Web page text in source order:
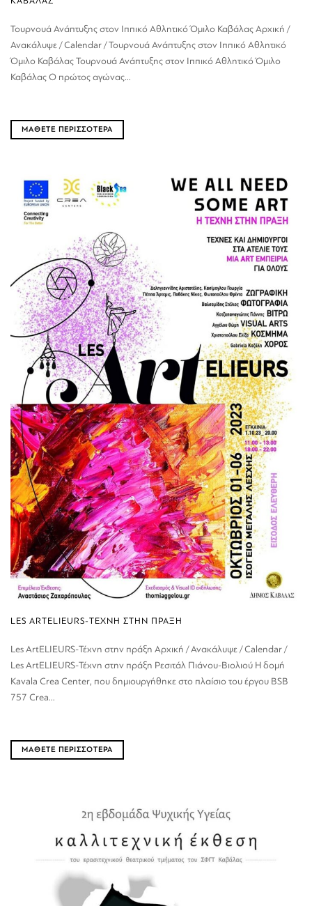
Τουρνουά Ανάπτυξης στον Ιππικό Αθλητικό Όμιλο Καβάλας Αρχική /
Ανακάλυψε / Calendar / Τουρνουά Ανάπτυξης στον Ιππικό Αθλητικό
Όμιλο Καβάλας Τουρνουά Ανάπτυξης στον Ιππικό Αθλητικό Όμιλο
Καβάλας Ο πρώτος αγώνας...
ΜΑΘΕΤΕ ΠΕΡΙΣΣΟΤΕΡΑ
LES ARTELIEURS-ΤΕΧΝΗ ΣΤΗΝ ΠΡΑΞΗ
Les ArtELIEURS-Τέχνη στην πράξη Αρχική / Ανακάλυψε / Calendar /
Les ArtELIEURS-Τέχνη στην πράξη Ρεσιτάλ Πιάνου-Βιολιού Η δομή
Kavala Crea Center, που δημιουργήθηκε στο πλαίσιο του έργου BSB
757 Crea...
ΜΑΘΕΤΕ ΠΕΡΙΣΣΟΤΕΡΑ